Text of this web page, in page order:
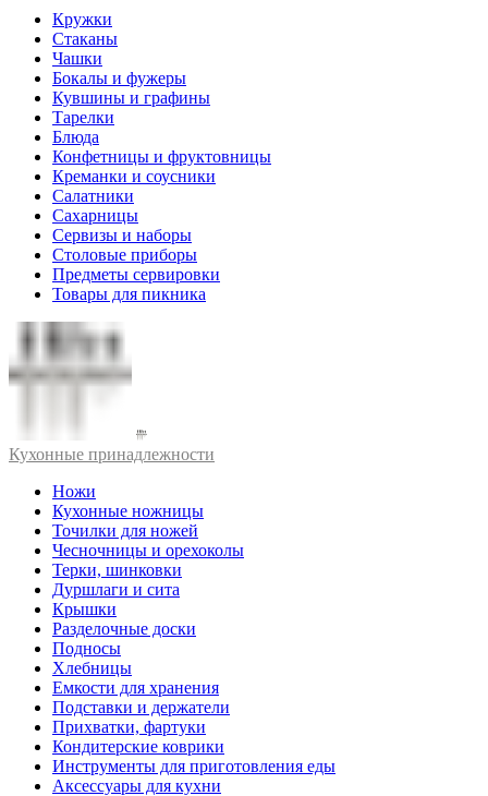
Кружки
Стаканы
Чашки
Бокалы и фужеры
Кувшины и графины
Тарелки
Блюда
Конфетницы и фруктовницы
Креманки и соусники
Салатники
Сахарницы
Сервизы и наборы
Столовые приборы
Предметы сервировки
Товары для пикника
Кухонные принадлежности
Ножи
Кухонные ножницы
Точилки для ножей
Чесночницы и орехоколы
Терки, шинковки
Дуршлаги и сита
Крышки
Разделочные доски
Подносы
Хлебницы
Емкости для хранения
Подставки и держатели
Прихватки, фартуки
Кондитерские коврики
Инструменты для приготовления еды
Аксессуары для кухни